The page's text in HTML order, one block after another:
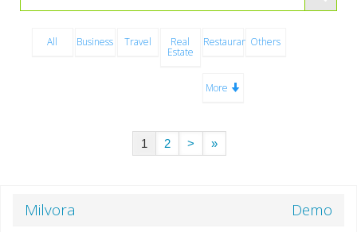
All Business Travel Real
Estate
RestaurantsOthers
More
1 2 > »
Milvora Demo